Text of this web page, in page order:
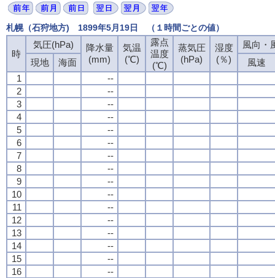
札幌（石狩地方) 1899年5月19日 （１時間ごとの値）
時
気圧(hPa)
降水量
(mm)
気温
(℃)
露点
温度
(℃)
蒸気圧
(hPa)
湿度
(％)
風向・
現地
海面
風速
1
--
2
--
3
--
4
--
5
--
6
--
7
--
8
--
9
--
10
--
11
--
12
--
13
--
14
--
15
--
16
--
時
気圧(hPa)
降水量
(mm)
気温
(℃)
露点
温度
(℃)
蒸気圧
(hPa)
湿度
(％)
風向・
現地
海面
風速
1
--
2
--
3
--
4
--
5
--
6
--
7
--
8
--
9
--
10
--
11
--
12
--
13
--
14
--
15
--
16
--
時
気圧(hPa)
降水量
(mm)
気温
(℃)
露点
温度
(℃)
蒸気圧
(hPa)
湿度
(％)
風向・
現地
海面
風速
1
--
2
--
3
--
4
--
5
--
6
--
7
--
8
--
9
--
10
--
11
--
12
--
13
--
14
--
15
--
16
--
時
気圧(hPa)
降水量
(mm)
気温
(℃)
露点
温度
(℃)
蒸気圧
(hPa)
湿度
(％)
風向・
現地
海面
風速
1
--
2
--
3
--
4
--
5
--
6
--
7
--
8
--
9
--
10
--
11
--
12
--
13
--
14
--
15
--
16
--